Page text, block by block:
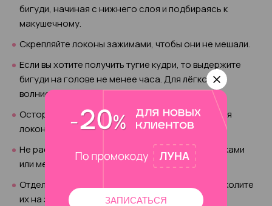
бигуди, начиная с нижнего слоя и подбираясь к
макушечному.
Скрепляйте локоны зажимами, чтобы они не мешали.
Если вы хотите получить тугие кудри, то выдержите
бигуди на голове не менее часа. Для лёгкой
волнистости достаточно 15 минут.
Осторожно снимайте папильотки, не повреждая
локоны.
Не расчёсывайте их, только слегка уложите руками
или мелкой расчёской.
Отделите от висков две симметричные пряди, сколите
их на затылке красивым зажимом.
ЗАПИСАТЬСЯ